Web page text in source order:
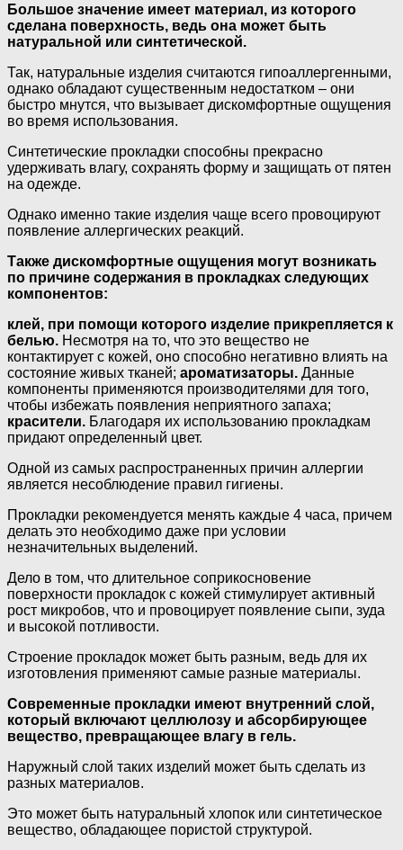
Большое значение имеет материал, из которого
сделана поверхность, ведь она может быть
натуральной или синтетической.
Так, натуральные изделия считаются гипоаллергенными,
однако обладают существенным недостатком – они
быстро мнутся, что вызывает дискомфортные ощущения
во время использования.
Синтетические прокладки способны прекрасно
удерживать влагу, сохранять форму и защищать от пятен
на одежде.
Однако именно такие изделия чаще всего провоцируют
появление аллергических реакций.
Также дискомфортные ощущения могут возникать
по причине содержания в прокладках следующих
компонентов:
клей, при помощи которого изделие прикрепляется к
белью. Несмотря на то, что это вещество не
контактирует с кожей, оно способно негативно влиять на
состояние живых тканей; ароматизаторы. Данные
компоненты применяются производителями для того,
чтобы избежать появления неприятного запаха;
красители. Благодаря их использованию прокладкам
придают определенный цвет.
Одной из самых распространенных причин аллергии
является несоблюдение правил гигиены.
Прокладки рекомендуется менять каждые 4 часа, причем
делать это необходимо даже при условии
незначительных выделений.
Дело в том, что длительное соприкосновение
поверхности прокладок с кожей стимулирует активный
рост микробов, что и провоцирует появление сыпи, зуда
и высокой потливости.
Строение прокладок может быть разным, ведь для их
изготовления применяют самые разные материалы.
Современные прокладки имеют внутренний слой,
который включают целлюлозу и абсорбирующее
вещество, превращающее влагу в гель.
Наружный слой таких изделий может быть сделать из
разных материалов.
Это может быть натуральный хлопок или синтетическое
вещество, обладающее пористой структурой.